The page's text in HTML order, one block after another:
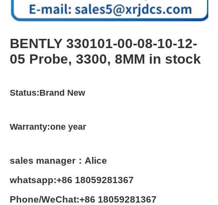
BENTLY 330101-00-08-10-12-
05 Probe, 3300, 8MM in stock
Status:Brand New
Warranty:one year
sales manager：Alice
whatsapp:+86 18059281367
Phone/WeChat:+86 18059281367